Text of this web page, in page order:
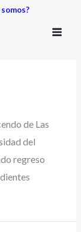
de Las
del
regreso